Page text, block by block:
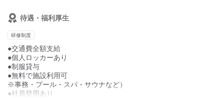
待遇・福利厚生
研修制度
●交通費全額支給
●個人ロッカーあり
●制服貸与
●無料で施設利用可
※事務・プール・スパ・サウナなど）
●社員登用あり